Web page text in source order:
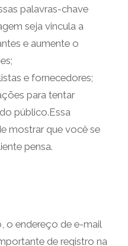
palavras-chave
seja vincula a
e aumente o
e fornecedores;
para tentar
público.Essa
mostrar que você se
pensa.
o endereço de e-mail
de registro na